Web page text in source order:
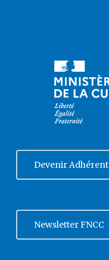
Devenir Adhérent
Newsletter FNCC